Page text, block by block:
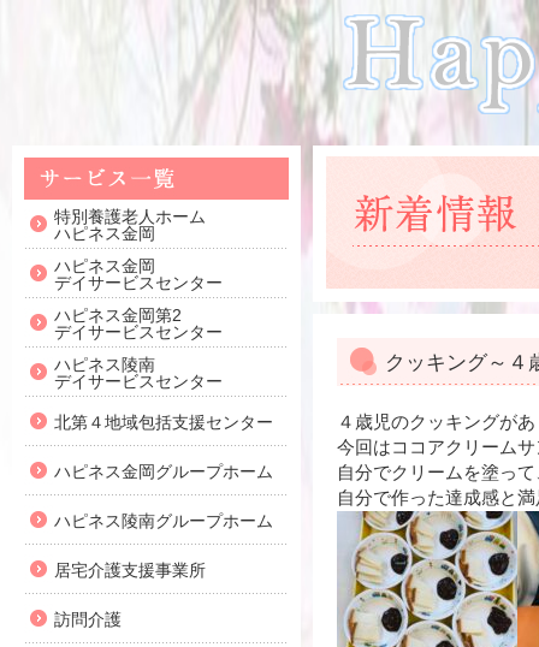
クッキング～４
４歳児のクッキングが
今回はココアクリーム
自分でクリームを塗っ
自分で作った達成感と
特別養護老人ホーム
ハピネス金岡
ハピネス金岡
デイサービスセンター
ハピネス金岡第2
デイサービスセンター
ハピネス陵南
デイサービスセンター
北第４地域包括支援センター
ハピネス金岡グループホーム
ハピネス陵南グループホーム
居宅介護支援事業所
訪問介護